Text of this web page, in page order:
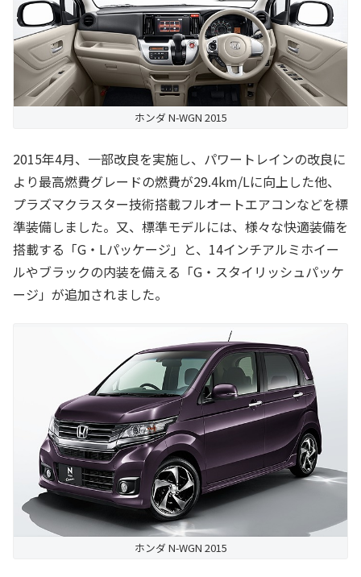
ホンダ N-WGN 2015
2015年4月、一部改良を実施し、パワートレインの改良に
より最高燃費グレードの燃費が29.4km/Lに向上した他、
プラズマクラスター技術搭載フルオートエアコンなどを標
準装備しました。又、標準モデルには、様々な快適装備を
搭載する「G・Lパッケージ」と、14インチアルミホイー
ルやブラックの内装を備える「G・スタイリッシュパッケ
ージ」が追加されました。
ホンダ N-WGN 2015